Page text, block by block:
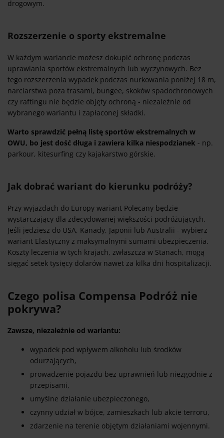
drogowym.
Rozszerzenie o sporty ekstremalne
W każdym wariancie możesz dokupić ochronę podczas
uprawiania sportów ekstremalnych lub wyczynowych. Bez
tego rozszerzenia wypadek podczas nurkowania poniżej 18 m,
narciarstwa poza trasami, bungee, skoków spadochronowych
czy raftingu nie będzie objęty ochroną - niezależnie od
wybranego wariantu i zapłaconej składki.
Warto sprawdzić pełną listę sportów ekstremalnych w
OWU, bo jest dość długa i zawiera kilka niespodzianek - np.
parkour, kitesurfing czy kajakarstwo górskie.
Jak dobrać wariant do kierunku podróży?
Przy wyjazdach do Europy wariant Polecany będzie
wystarczający dla zdecydowanej większości podróżujących.
Jeśli jedziesz do USA, Kanady, Japonii lub Australii - wybierz
wariant Elastyczny z maksymalnymi sumami ubezpieczenia.
Koszty leczenia w tych krajach, zwłaszcza w Stanach, mogą
sięgać setek tysięcy dolarów nawet za kilka dni hospitalizacji.
Czego polisa Compensa Podróż nie
pokrywa?
Zawsze, niezależnie od wariantu:
wypadek pod wpływem alkoholu lub środków
odurzających,
prowadzenie pojazdu bez uprawnień lub niezgodnie z
przepisami,
umyślne działanie ubezpieczonego,
czynny udział w bójce, zamieszkach lub akcie terroru,
zdarzenie na terenie objętym działaniami wojennymi.